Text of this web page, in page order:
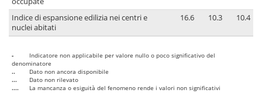
Indice di espansione edilizia nei centri e
nuclei abitati
16.6 10.3 10.4
-
Indicatore non applicabile per valore nullo o poco significativo del
denominatore
..
Dato non ancora disponibile
...
Dato non rilevato
....
La mancanza o esiguità del fenomeno rende i valori non significativi